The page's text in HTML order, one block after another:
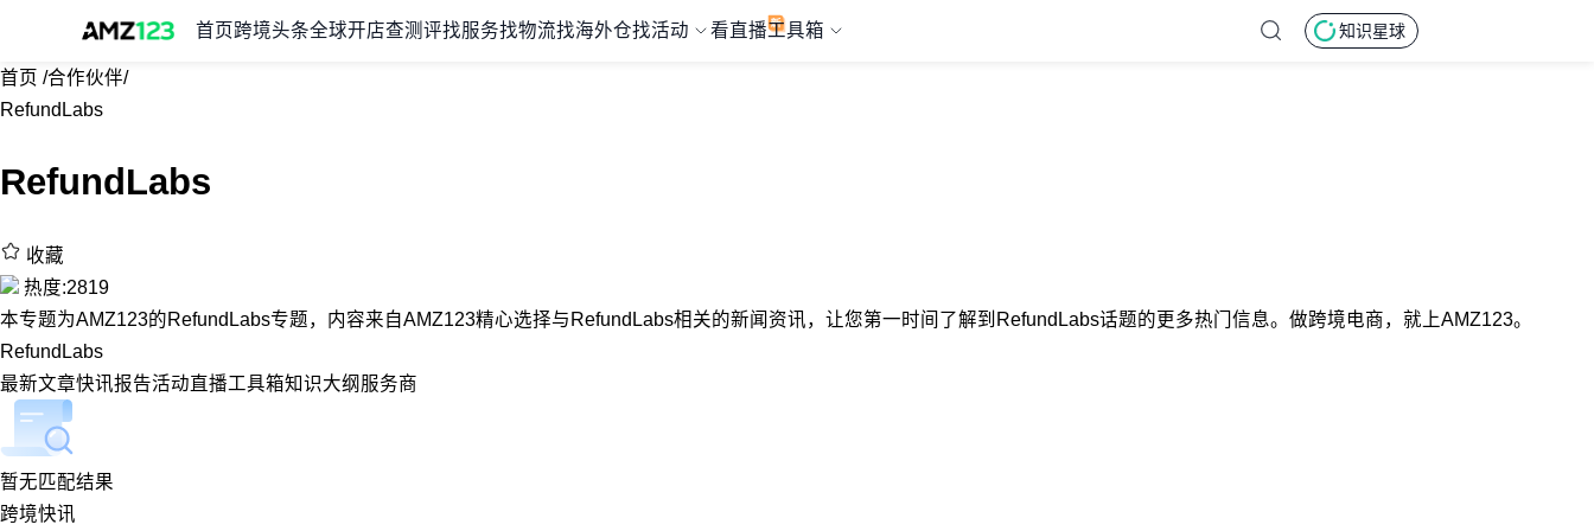
首页 跨境头条全球开店查测评找服务找物流找海外仓找活动 看直播工具箱 知识星球
首页 /合作伙伴/
RefundLabs
RefundLabs
收藏
热度:2819
本专题为AMZ123的RefundLabs专题，内容来自AMZ123精心选择与RefundLabs相关的新闻资讯，让您第一时间了解到RefundLabs话题的更多热门信息。做跨境电商，就上AMZ123。
RefundLabs
最新文章快讯报告活动直播工具箱知识大纲 服务商
暂无匹配结果
跨境快讯